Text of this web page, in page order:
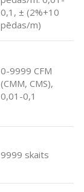
0,1, ± (2%+10
pēdas/m)
0-9999 CFM
(CMM, CMS),
0,01-0,1
9999 skaits